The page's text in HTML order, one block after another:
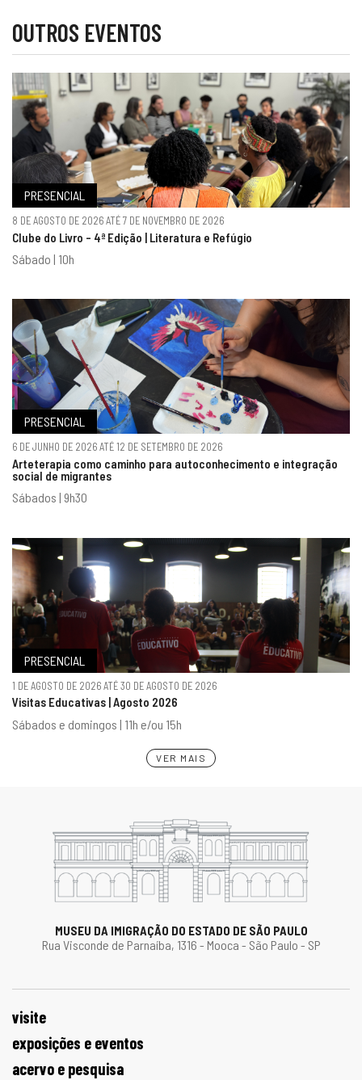
OUTROS EVENTOS
PRESENCIAL
8 DE AGOSTO DE 2026 ATÉ 7 DE NOVEMBRO DE 2026
Clube do Livro - 4ª Edição | Literatura e Refúgio
Sábado | 10h
PRESENCIAL
6 DE JUNHO DE 2026 ATÉ 12 DE SETEMBRO DE 2026
Arteterapia como caminho para autoconhecimento e integração
social de migrantes
Sábados | 9h30
PRESENCIAL
1 DE AGOSTO DE 2026 ATÉ 30 DE AGOSTO DE 2026
Visitas Educativas | Agosto 2026
Sábados e domingos | 11h e/ou 15h
VER MAIS
MUSEU DA IMIGRAÇÃO DO ESTADO DE SÃO PAULO
Rua Visconde de Parnaíba, 1316 - Mooca - São Paulo - SP
visite
exposições e eventos
acervo e pesquisa